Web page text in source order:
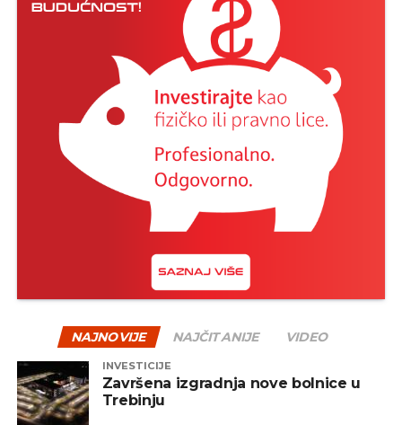
NAJNOVIJE NAJČITANIJE VIDEO
INVESTICIJE
Završena izgradnja nove bolnice u
Trebinju